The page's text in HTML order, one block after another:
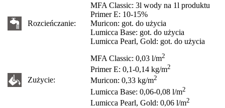
Rozcieńczanie:
MFA Classic: 3l wody na 1l produktu
Primer E: 10-15%
Muricon: got. do użycia
Lumicca Base: got. do użycia
Lumicca Pearl, Gold: got. do użycia
Zużycie:
MFA Classic: 0,03 l/m2
Primer E: 0,1-0,14 kg/m2
Muricon: 0,33 kg/m2
Lumicca Base: 0,06-0,08 l/m2
Lumicca Pearl, Gold: 0,06 l/m2